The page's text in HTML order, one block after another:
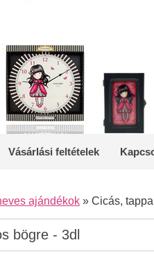
Vásárlási feltételek
ajándékok » Cicás,
bögre - 3dl